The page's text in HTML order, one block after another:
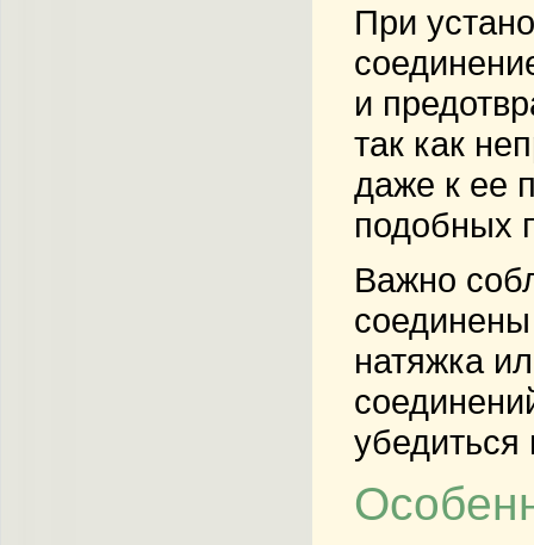
При
и
так как
даже к ее
подобных
Важно
натяжка